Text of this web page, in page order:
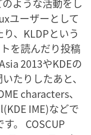
ような活動をし
ユーザーとして
、KLDPという
を読んだり投稿
2013やKDEの
たりしたあと、
characters、
IME)などで
。 COSCUP